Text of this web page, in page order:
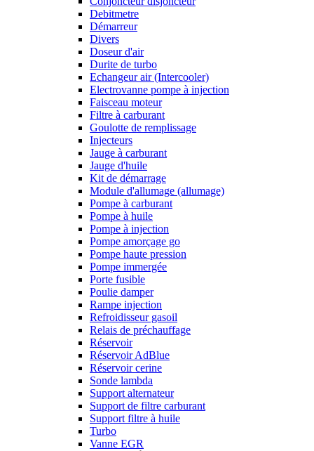
Debitmetre
Démarreur
Divers
Doseur d'air
Durite de turbo
Echangeur air (Intercooler)
Electrovanne pompe à injection
Faisceau moteur
Filtre à carburant
Goulotte de remplissage
Injecteurs
Jauge à carburant
Jauge d'huile
Kit de démarrage
Module d'allumage (allumage)
Pompe à carburant
Pompe à huile
Pompe à injection
Pompe amorçage go
Pompe haute pression
Pompe immergée
Porte fusible
Poulie damper
Rampe injection
Refroidisseur gasoil
Relais de préchauffage
Réservoir
Réservoir AdBlue
Réservoir cerine
Sonde lambda
Support alternateur
Support de filtre carburant
Support filtre à huile
Turbo
Vanne EGR